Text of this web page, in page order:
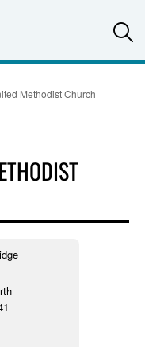
Methodist Church